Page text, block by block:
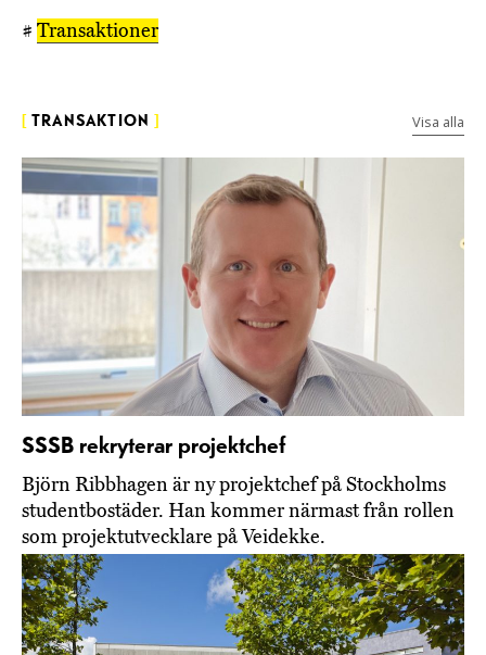
# Transaktioner
TRANSAKTION Visa alla
SSSB rekryterar projektchef
Björn Ribbhagen är ny projektchef på Stockholms
studentbostäder. Han kommer närmast från rollen
som projektutvecklare på Veidekke.